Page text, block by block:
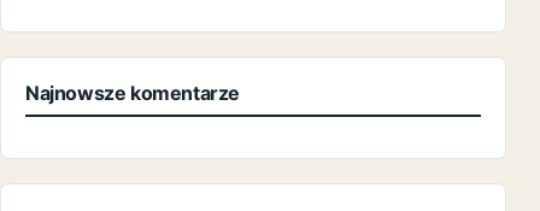
Najnowsze komentarze